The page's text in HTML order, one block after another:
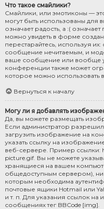
Что такое смайлики?
Смайлики, или эмотиконы —
могут быть использованы для
означает радость, а :(
можно увидеть в форме
перестарайтесь, используя
сообщение нечитаемым, и
ваше сообщение или вообще
конференции также может
которое можно использовать
Вернуться к началу
Могу ли я добавлять
Да, вы можете размещать
Если администратор
загрузить изображение на
указать ссылку на
веб-сервере. Пример ссылки:
picture.gif. Вы не можете
хранящиеся на вашем
общедоступным сервером),
которым необходима
почтовые ящики Hotmail или
и т. п. Для указания ссылок на
сообщениях тег BBCode [img].